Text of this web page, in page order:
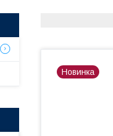
Новинка